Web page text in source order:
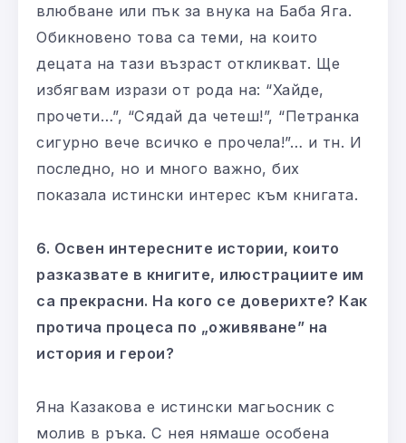
влюбване или пък за внука на Баба Яга.
Обикновено това са теми, на които
децата на тази възраст откликват. Ще
избягвам изрази от рода на: “Хайде,
прочети…”, “Сядай да четеш!”, “Петранка
сигурно вече всичко е прочела!”… и тн. И
последно, но и много важно, бих
показала истински интерес към книгата.
6. Освен интересните истории, които
разказвате в книгите, илюстрациите им
са прекрасни. На кого се доверихте? Как
протича процеса по „оживяване” на
история и герои?
Яна Казакова е истински магьосник с
молив в ръка. С нея нямаше особена